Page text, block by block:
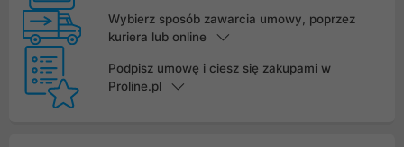
Wybierz sposób zawarcia umowy, poprzez
kuriera lub online
Podpisz umowę i ciesz się zakupami w
Proline.pl